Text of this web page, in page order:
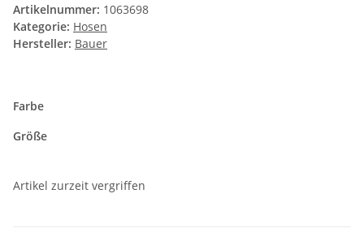
Artikelnummer: 1063698
Kategorie: Hosen
Hersteller: Bauer
Farbe
Größe
Artikel zurzeit vergriffen